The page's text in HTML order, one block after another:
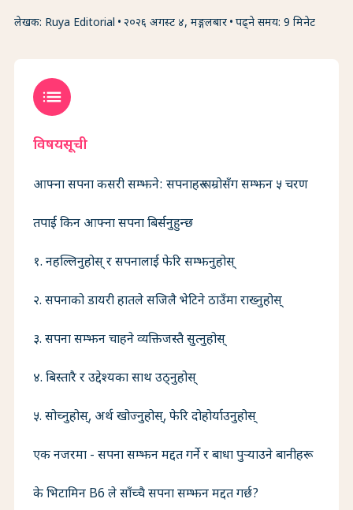
लेखक: Ruya Editorial २०२६ अगस्ट ४, मङ्गलबार पढ्ने समय: 9 मिनेट
list
विषयसूची
आफ्ना सपना कसरी सम्झने: सपनाहरू राम्रोसँग सम्झन ५ चरण
तपाईं किन आफ्ना सपना बिर्सनुहुन्छ
१. नहल्लिनुहोस् र सपनालाई फेरि सम्झनुहोस्
२. सपनाको डायरी हातले सजिलै भेटिने ठाउँमा राख्नुहोस्
३. सपना सम्झन चाहने व्यक्तिजस्तै सुत्नुहोस्
४. बिस्तारै र उद्देश्यका साथ उठ्नुहोस्
५. सोच्नुहोस्, अर्थ खोज्नुहोस्, फेरि दोहोर्याउनुहोस्
एक नजरमा - सपना सम्झन मद्दत गर्ने र बाधा पुर्‍याउने बानीहरू
के भिटामिन B6 ले साँच्चै सपना सम्झन मद्दत गर्छ?